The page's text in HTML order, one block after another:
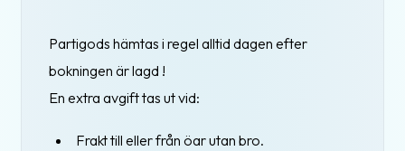
Partigods hämtas i regel alltid dagen efter
bokningen är lagd !
En extra avgift tas ut vid:
Frakt till eller från öar utan bro.